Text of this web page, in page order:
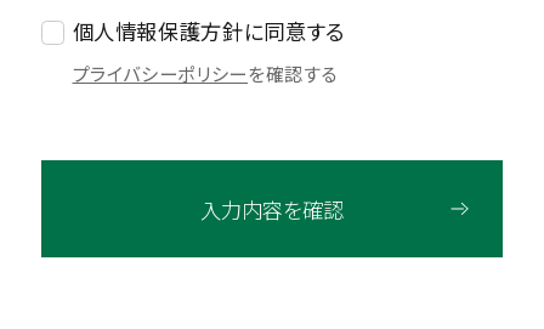
個人情報保護方針に同意する
プライバシーポリシーを確認する